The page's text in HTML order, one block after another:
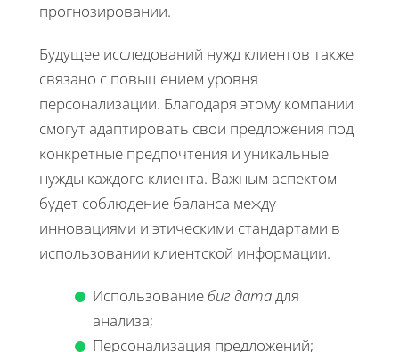
прогнозировании.
Будущее исследований нужд клиентов также
связано с повышением уровня
персонализации. Благодаря этому компании
смогут адаптировать свои предложения под
конкретные предпочтения и уникальные
нужды каждого клиента. Важным аспектом
будет соблюдение баланса между
инновациями и этическими стандартами в
использовании клиентской информации.
Использованиебиг датадля
анализа;
Персонализация предложений;